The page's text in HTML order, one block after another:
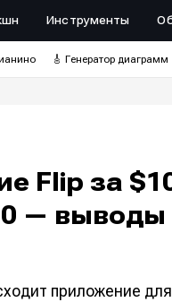
Инструменты
🎸 Генератор диаграмм
Flip за
— выводы
приложение